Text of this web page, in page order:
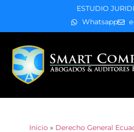
ESTUDIO
Whatsapp
Inicio » Derecho General